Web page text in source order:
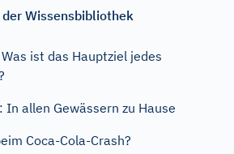
Wissensbibliothek
ist das Hauptziel jedes
In allen Gewässern zu Hause
Coca-Cola-Crash?